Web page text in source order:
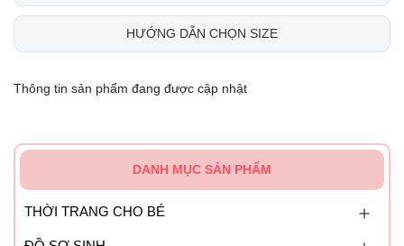
HƯỚNG DẪN CHỌN SIZE
Thông tin sản phẩm đang được cập nhật
DANH MỤC SẢN PHẨM
THỜI TRANG CHO BÉ